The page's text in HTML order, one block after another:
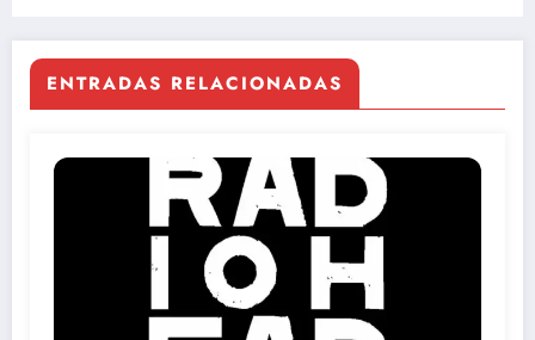
ENTRADAS RELACIONADAS